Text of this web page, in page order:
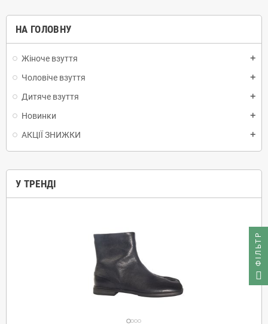
НА ГОЛОВНУ
Жіноче взуття add
Чоловіче взуття add
Дитяче взуття add
Новинки add
АКЦІЇ ЗНИЖКИ add
У ТРЕНДІ
ФІЛЬТР